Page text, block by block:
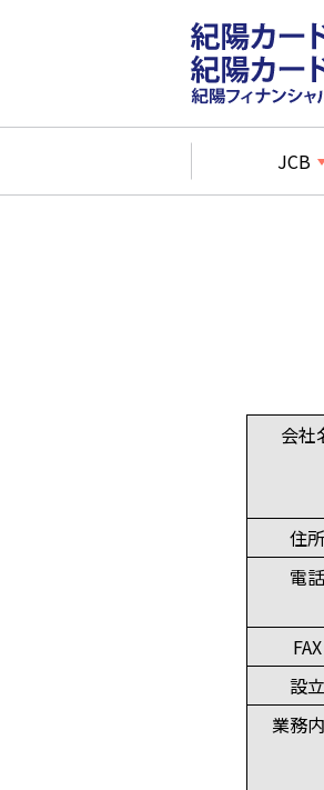
JCB
会社
住所
電話
FAX
設立
業務